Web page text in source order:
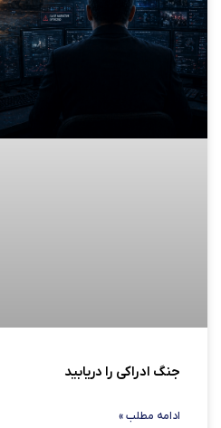
جنگ ادراکی را دریابید
ادامه مطلب »